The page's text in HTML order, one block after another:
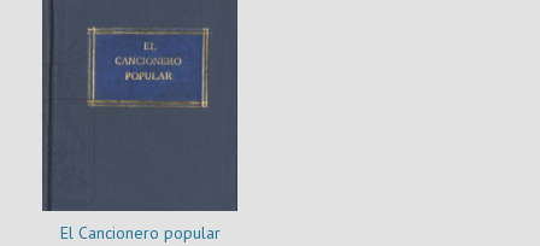
El Cancionero popular